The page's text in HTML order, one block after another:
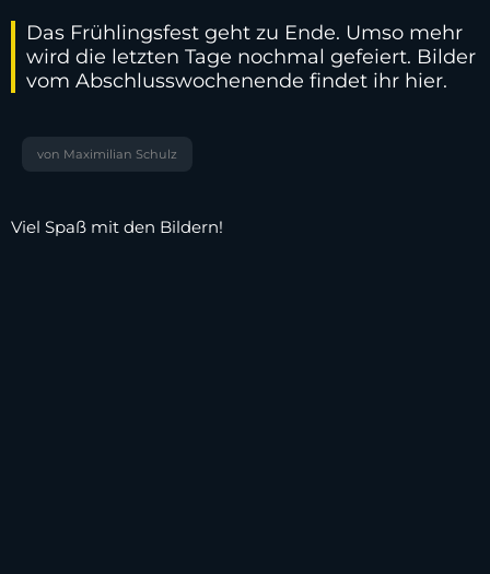
Das Frühlingsfest geht zu Ende. Umso mehr
wird die letzten Tage nochmal gefeiert. Bilder
vom Abschlusswochenende findet ihr hier.
von Maximilian Schulz
Viel Spaß mit den Bildern!